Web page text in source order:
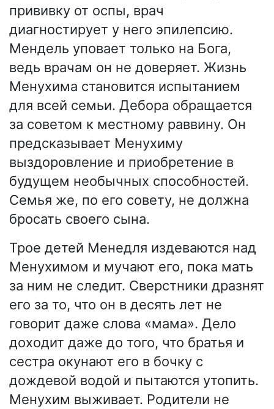
прививку от оспы, врач
диагностирует у него эпилепсию.
Мендель уповает только на Бога,
ведь врачам он не доверяет. Жизнь
Менухима становится испытанием
для всей семьи. Дебора обращается
за советом к местному раввину. Он
предсказывает Менухиму
выздоровление и приобретение в
будущем необычных способностей.
Семья же, по его совету, не должна
бросать своего сына.
Трое детей Менедля издеваются над
Менухимом и мучают его, пока мать
за ним не следит. Сверстники дразнят
его за то, что он в десять лет не
говорит даже слова «мама». Дело
доходит даже до того, что братья и
сестра окунают его в бочку с
дождевой водой и пытаются утопить.
Менухим выживает. Родители не